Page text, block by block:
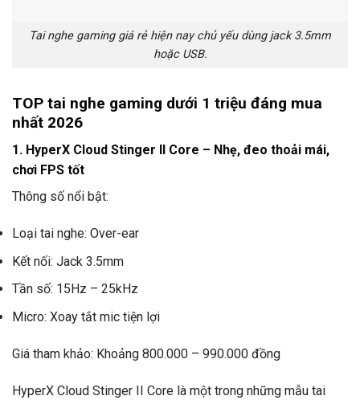
Tai nghe gaming giá rẻ hiện nay chủ yếu dùng jack 3.5mm
hoặc USB.
TOP tai nghe gaming dưới 1 triệu đáng mua
nhất 2026
1. HyperX Cloud Stinger II Core – Nhẹ, đeo thoải mái,
chơi FPS tốt
Thông số nổi bật:
Loại tai nghe: Over-ear
Kết nối: Jack 3.5mm
Tần số: 15Hz – 25kHz
Micro: Xoay tắt mic tiện lợi
Giá tham khảo: Khoảng 800.000 – 990.000 đồng
HyperX Cloud Stinger II Core là một trong những mẫu tai